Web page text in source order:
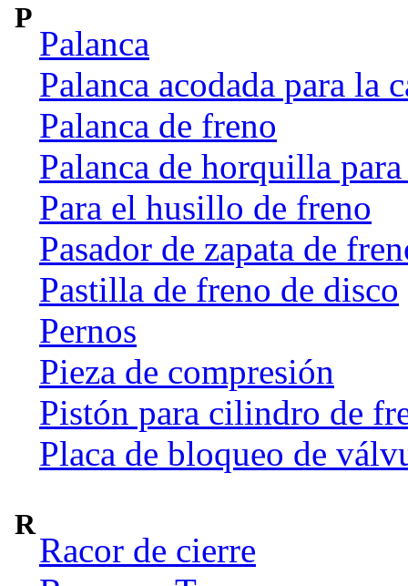
P
Palanca
Palanca acodada para la
Palanca de freno
Palanca de horquilla
Para el husillo de freno
Pasador de zapata de
Pastilla de freno de disco
Pernos
Pieza de compresión
Pistón para cilindro de
Placa de bloqueo de
R
Racor de cierre